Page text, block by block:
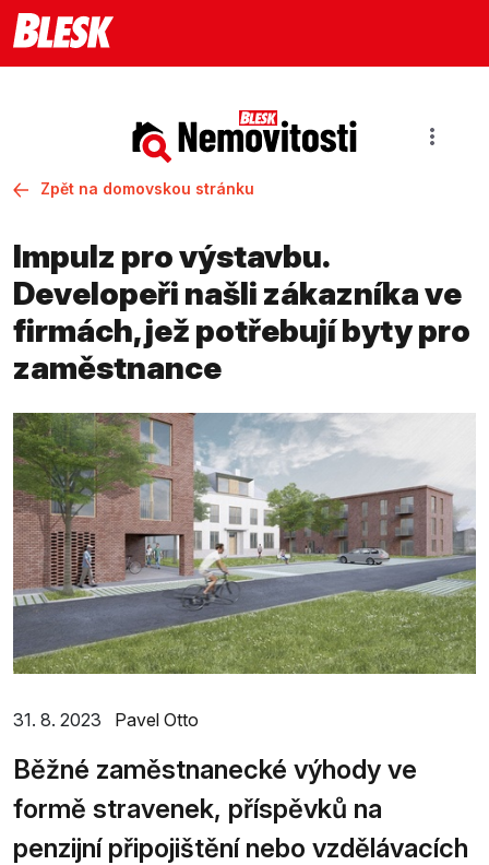
Zpět na domovskou stránku
Impulz pro výstavbu.
Developeři našli zákazníka ve
firmách, jež potřebují byty pro
zaměstnance
31. 8. 2023 Pavel Otto
Běžné zaměstnanecké výhody ve
formě stravenek, příspěvků na
penzijní připojištění nebo vzdělávacích